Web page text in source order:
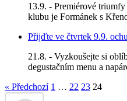
13.9. - Premiérové
klubu je Formánek s
Přijďte ve čtvrtek 9.9.
21.8. - Vyzkoušejte si
degustačním menu a
« Předchozí 1 … 22 23 24